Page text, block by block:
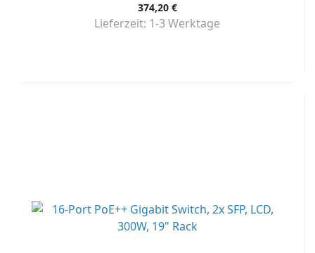
374,20 €
Lieferzeit: 1-3 Werktage